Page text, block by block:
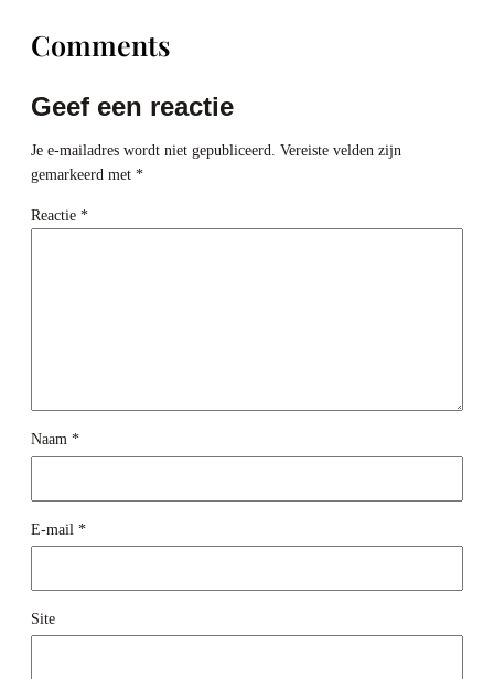
Comments
Geef een reactie
Je e-mailadres wordt niet gepubliceerd. Vereiste velden zijn
gemarkeerd met *
Reactie *
Naam *
E-mail *
Site